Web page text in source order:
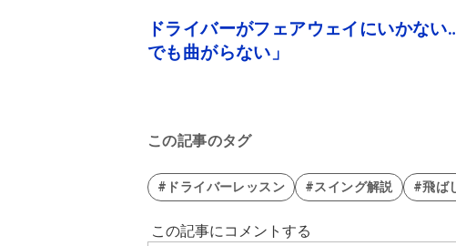
ドライバーがフェアウェイにいかな
でも曲がらない」
この記事のタグ
#ドライバーレッスン #スイング解説 #飛ば